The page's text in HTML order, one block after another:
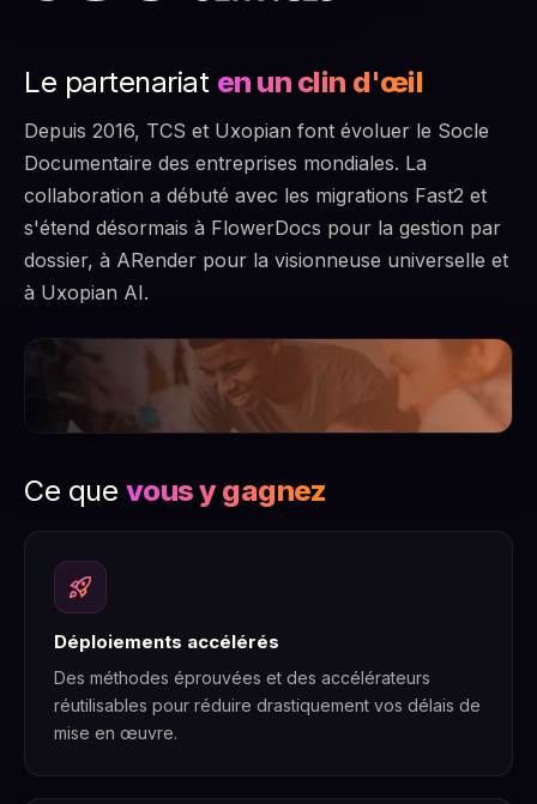
Le partenariat en un clin d'œil
Depuis 2016, TCS et Uxopian font évoluer le Socle
Documentaire des entreprises mondiales. La
collaboration a débuté avec les migrations Fast2 et
s'étend désormais à FlowerDocs pour la gestion par
dossier, à ARender pour la visionneuse universelle et
à Uxopian AI.
Ce que vous y gagnez
rocket_launch
Déploiements accélérés
Des méthodes éprouvées et des accélérateurs
réutilisables pour réduire drastiquement vos délais de
mise en œuvre.